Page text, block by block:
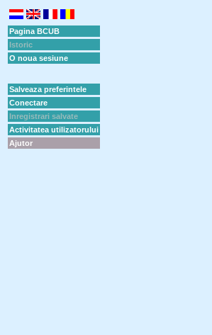
Pagina BCUB
Istoric
O noua sesiune
Salveaza preferintele
Conectare
Inregistrari salvate
Activitatea utilizatorului
Ajutor